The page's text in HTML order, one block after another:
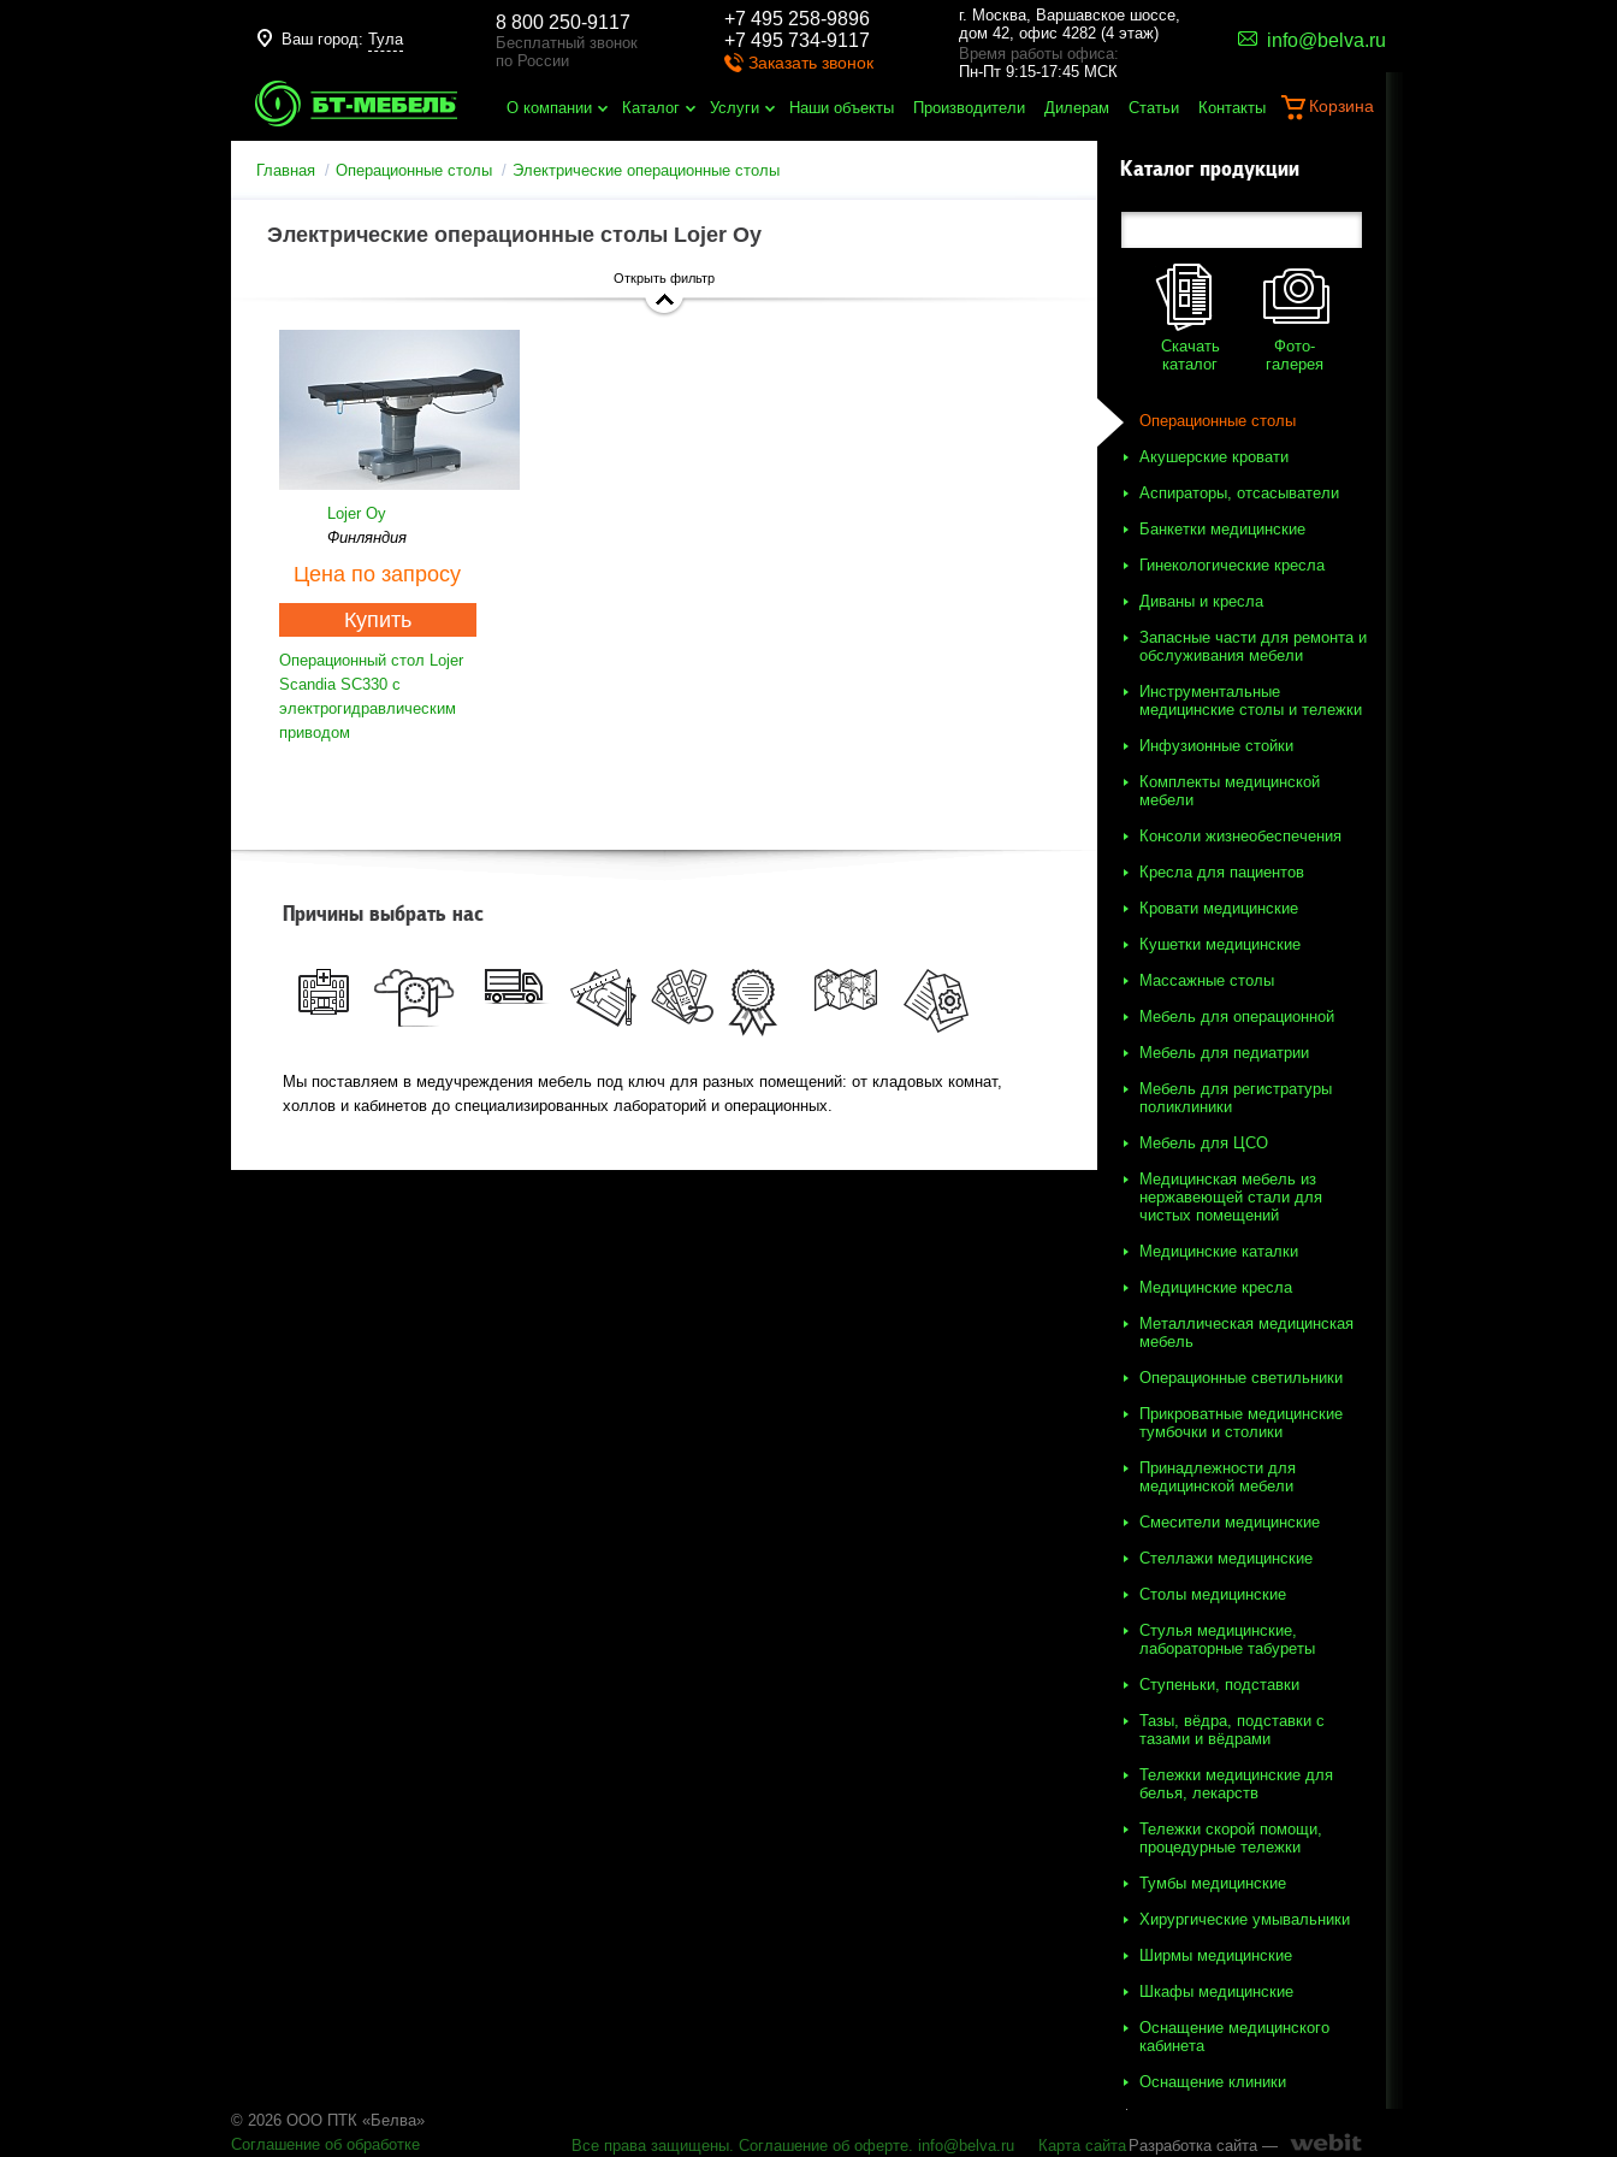
Ваш город: Тула
8 800 250-9117
Бесплатный звонок
по России
+7 495 258-9896
+7 495 734-9117
Заказать звонок
г. Москва, Варшавское шоссе,
дом 42, офис 4282 (4 этаж)
Время работы офиса:
Пн-Пт 9:15-17:45 МСК
info@belva.ru
О компании Каталог Услуги Наши объекты Производители Дилерам Статьи Контакты Корзина
Главная Операционные столы Электрические операционные столы
Электрические операционные столы Lojer Oy
Открыть фильтр
Lojer Oy
Финляндия
Цена по запросу
Купить
Операционный стол Lojer
Scandia SC330 с
электрогидравлическим
приводом
Причины выбрать нас
Мы поставляем в медучреждения мебель под ключ для разных помещений: от кладовых комнат,
холлов и кабинетов до специализированных лабораторий и операционных.
Каталог продукции
Скачать
каталог
Фото-
галерея
Операционные столы
Акушерские кровати
Аспираторы, отсасыватели
Банкетки медицинские
Гинекологические кресла
Диваны и кресла
Запасные части для ремонта и
обслуживания мебели
Инструментальные
медицинские столы и тележки
Инфузионные стойки
Комплекты медицинской
мебели
Консоли жизнеобеспечения
Кресла для пациентов
Кровати медицинские
Кушетки медицинские
Массажные столы
Мебель для операционной
Мебель для педиатрии
Мебель для регистратуры
поликлиники
Мебель для ЦСО
Медицинская мебель из
нержавеющей стали для
чистых помещений
Медицинские каталки
Медицинские кресла
Металлическая медицинская
мебель
Операционные светильники
Прикроватные медицинские
тумбочки и столики
Принадлежности для
медицинской мебели
Смесители медицинские
Стеллажи медицинские
Столы медицинские
Стулья медицинские,
лабораторные табуреты
Ступеньки, подставки
Тазы, вёдра, подставки с
тазами и вёдрами
Тележки медицинские для
белья, лекарств
Тележки скорой помощи,
процедурные тележки
Тумбы медицинские
Хирургические умывальники
Ширмы медицинские
Шкафы медицинские
Оснащение медицинского
кабинета
Оснащение клиники
© 2026 ООО ПТК «Белва»
Соглашение об обработке
Все права защищены. Соглашение об оферте. info@belva.ru Карта сайта Разработка сайта —